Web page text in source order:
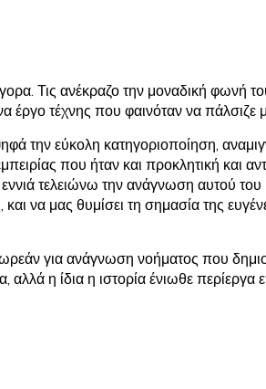
Τις ανέκραζο την μοναδική φωνή
έργο τέχνης που φαινόταν να πάλσιζε
εύκολη κατηγοριοποίηση,
που ήταν και προκλητική
τελειώνω την ανάγνωση αυτού
μας θυμίσει τη σημασία της
για ανάγνωση νοήματος που
η ίδια η ιστορία ένιωθε περίεργα